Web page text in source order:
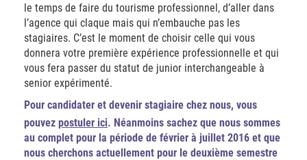
le temps de faire du tourisme professionnel, d’aller dans
l’agence qui claque mais qui n’embauche pas les
stagiaires. C’est le moment de choisir celle qui vous
donnera votre première expérience professionnelle et qui
vous fera passer du statut de junior interchangeable à
senior expérimenté.
Pour candidater et devenir stagiaire chez nous, vous
pouvez postuler ici. Néanmoins sachez que nous sommes
au complet pour la période de février à juillet 2016 et que
nous cherchons actuellement pour le deuxième semestre